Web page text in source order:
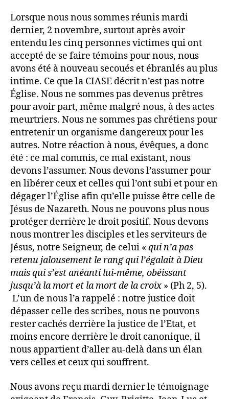
Lorsque nous nous sommes réunis mardi
dernier, 2 novembre, surtout après avoir
entendu les cinq personnes victimes qui ont
accepté de se faire témoins pour nous, nous
avons été à nouveau secoués et ébranlés au plus
intime. Ce que la CIASE décrit n’est pas notre
Église. Nous ne sommes pas devenus prêtres
pour avoir part, même malgré nous, à des actes
meurtriers. Nous ne sommes pas chrétiens pour
entretenir un organisme dangereux pour les
autres. Notre réaction à nous, évêques, a donc
été : ce mal commis, ce mal existant, nous
devons l’assumer. Nous devons l’assumer pour
en libérer ceux et celles qui l’ont subi et pour en
dégager l’Église afin qu’elle puisse être celle de
Jésus de Nazareth. Nous ne pouvons plus nous
protéger derrière le droit positif. Nous devons
nous montrer les disciples et les serviteurs de
Jésus, notre Seigneur, de celui « qui n’a pas
retenu jalousement le rang qui l’égalait à Dieu
mais qui s’est anéanti lui-même, obéissant
jusqu’à la mort et la mort de la croix » (Ph 2, 5).
L’un de nous l’a rappelé : notre justice doit
dépasser celle des scribes, nous ne pouvons
rester cachés derrière la justice de l’Etat, et
moins encore derrière le droit canonique, il
nous appartient d’aller au-delà dans un élan
vers celles et ceux qui souffrent.
Nous avons reçu mardi dernier le témoignage